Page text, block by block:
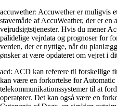
accuwether: Accuwether er muligvis
stavemåde af AccuWeather, der er en
vejrudsigtstjenester. Hvis du mener
pålidelige vejrdata og prognoser for
verden, der er nyttige, når du
ønsker at være opdateret om vejret i
acd: ACD kan referere til forskellige
kan være en forkortelse for
telekommunikationssystemer til at
operatører. Det kan også være en